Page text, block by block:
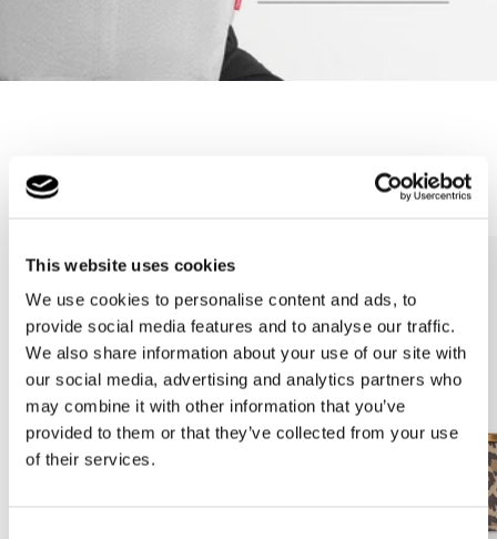
This website uses cookies
We use cookies to personalise content and ads, to
provide social media features and to analyse our traffic.
We also share information about your use of our site with
our social media, advertising and analytics partners who
may combine it with other information that you’ve
provided to them or that they’ve collected from your use
of their services.